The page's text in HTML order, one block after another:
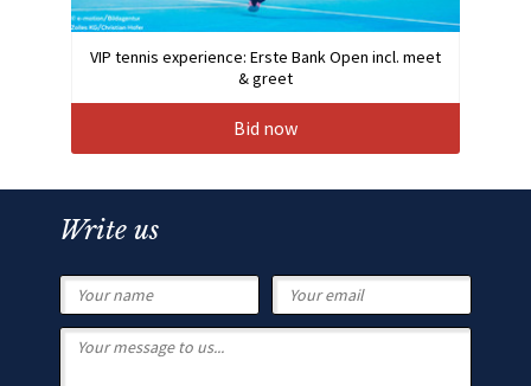
VIP tennis experience: Erste Bank Open incl. meet
& greet
Bid now
Write us